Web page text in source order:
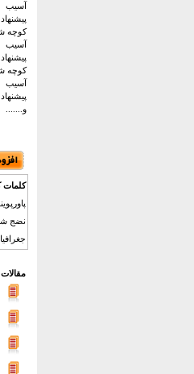
آسیب
کوچه
آسیب
کوچه
آسیب
و.......
کلمات
نضج